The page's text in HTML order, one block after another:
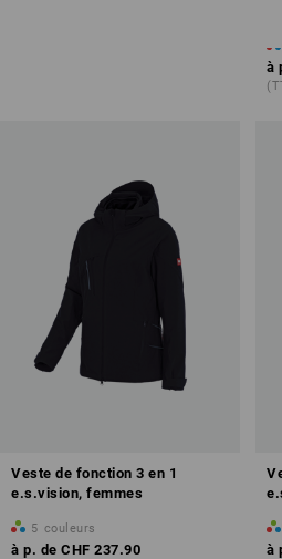
à
Veste de fonction 3 en 1
e.s.vision, femmes
5 couleurs
à p. de CHF 237.90 à